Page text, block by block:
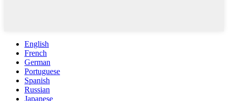
English
French
German
Portuguese
Spanish
Russian
Japanese